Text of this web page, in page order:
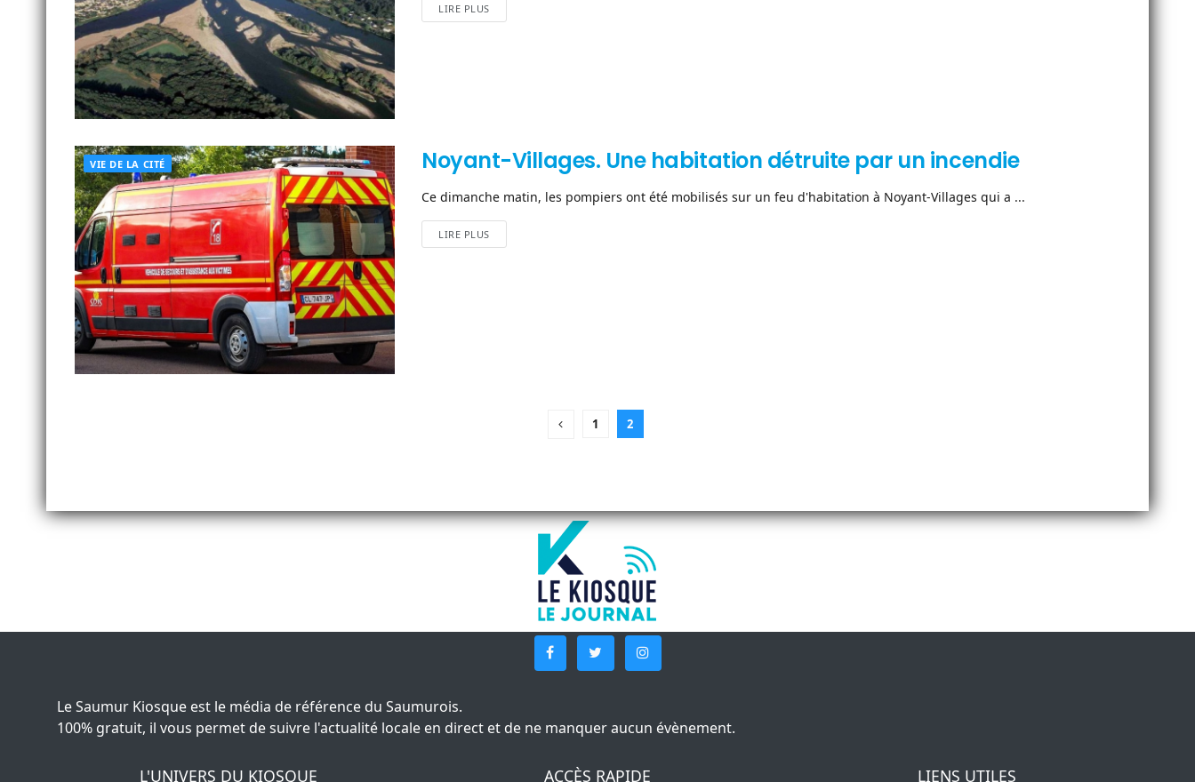
LIRE PLUS
VIE DE LA CITÉ Noyant-Villages. Une habitation détruite par un incendie
Ce dimanche matin, les pompiers ont été mobilisés sur un feu d'habitation à Noyant-Villages qui a ...
LIRE PLUS
1 2
Le Saumur Kiosque est le média de référence du Saumurois.
100% gratuit, il vous permet de suivre l'actualité locale en direct et de ne manquer aucun évènement.
L'UNIVERS DU KIOSQUE ACCÈS RAPIDE LIENS UTILES